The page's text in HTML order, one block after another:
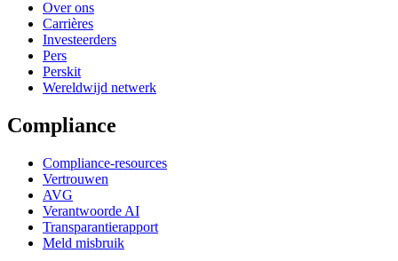
Over ons
Carrières
Investeerders
Pers
Perskit
Wereldwijd netwerk
Compliance
Compliance-resources
Vertrouwen
AVG
Verantwoorde AI
Transparantierapport
Meld misbruik